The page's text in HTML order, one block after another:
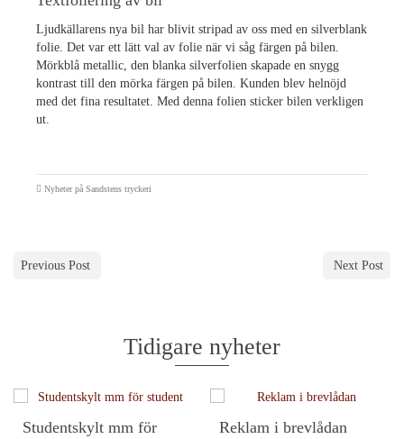
Ljudkällarens nya bil har blivit stripad av oss med en silverblank
folie. Det var ett lätt val av folie när vi såg färgen på bilen.
Mörkblå metallic, den blanka silverfolien skapade en snygg
kontrast till den mörka färgen på bilen. Kunden blev helnöjd
med det fina resultatet. Med denna folien sticker bilen verkligen
ut.
Nyheter på Sandstens tryckeri
Previous Post Next Post
Tidigare nyheter
Studentskylt mm för
Reklam i brevlådan